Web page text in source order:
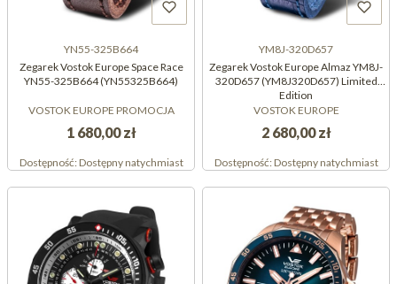
YN55-325B664
Zegarek Vostok Europe Space Race
YN55-325B664 (YN55325B664)
VOSTOK EUROPE PROMOCJA
1 680,00 zł
Dostępność:Dostępny natychmiast
YM8J-320D657
Zegarek Vostok Europe Almaz YM8J-
320D657 (YM8J320D657) Limited
Edition
VOSTOK EUROPE
2 680,00 zł
Dostępność:Dostępny natychmiast